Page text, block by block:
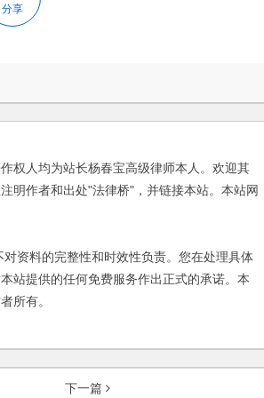
分享
权人均为站长杨春宝高级律师本人。欢迎其
明作者和出处"法律桥"，并链接本站。本站网
资料的完整性和时效性负责。您在处理具体
站提供的任何免费服务作出正式的承诺。本
所有。
下一篇